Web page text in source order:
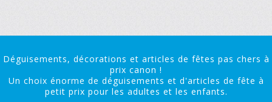
Déguisements, décorations et articles de fêtes pas chers à
prix canon !
Un choix énorme de déguisements et d'articles de fête à
petit prix pour les adultes et les enfants.